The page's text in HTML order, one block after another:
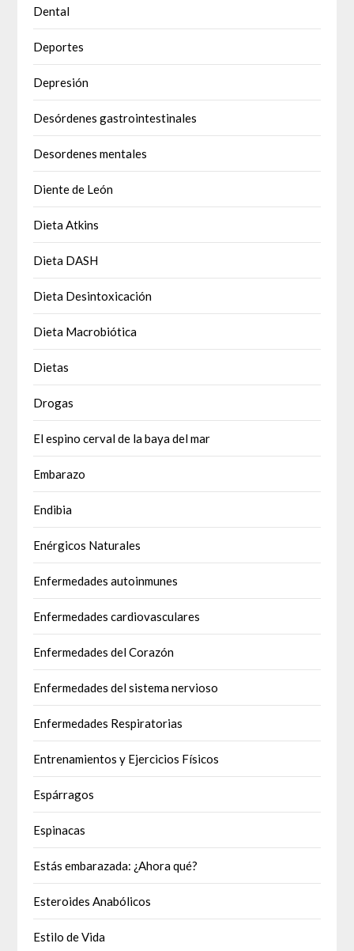
Dental
Deportes
Depresión
Desórdenes gastrointestinales
Desordenes mentales
Diente de León
Dieta Atkins
Dieta DASH
Dieta Desintoxicación
Dieta Macrobiótica
Dietas
Drogas
El espino cerval de la baya del mar
Embarazo
Endibia
Enérgicos Naturales
Enfermedades autoinmunes
Enfermedades cardiovasculares
Enfermedades del Corazón
Enfermedades del sistema nervioso
Enfermedades Respiratorias
Entrenamientos y Ejercicios Físicos
Espárragos
Espinacas
Estás embarazada: ¿Ahora qué?
Esteroides Anabólicos
Estilo de Vida